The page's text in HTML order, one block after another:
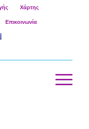
Χάρτης
Επικοινωνία